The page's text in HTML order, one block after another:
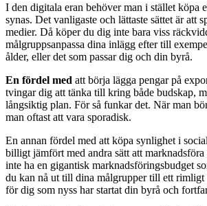
I den digitala eran behöver man i stället köpa
synas. Det vanligaste och lättaste sättet är att
medier. Då köper du dig inte bara viss
målgruppsanpassa dina inlägg efter till
ålder, eller det som passar dig och din byrå.
En fördel med att börja lägga pengar på
tvingar dig att tänka till kring både budskap,
långsiktig plan. För så funkar det. När man
man oftast att vara sporadisk.
En annan fördel med att köpa synlighet i
billigt jämfört med andra sätt att
inte ha en gigantisk marknadsföringsbudget
du kan nå ut till dina målgrupper till ett
för dig som nyss har startat din byrå och